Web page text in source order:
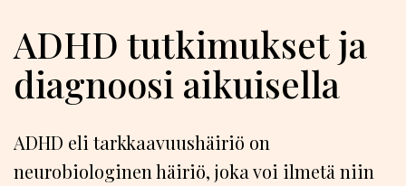
ADHD tutkimukset ja
diagnoosi aikuisella
ADHD eli tarkkaavuushäiriö on
neurobiologinen häiriö, joka voi ilmetä niin